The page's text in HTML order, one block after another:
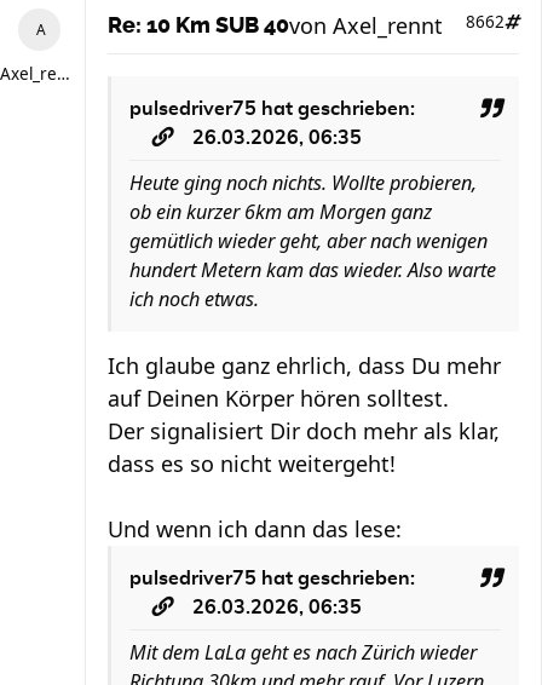
Axel_rennt
Re: 10 Km SUB 40 8662
von Axel_rennt
pulsedriver75 hat geschrieben:
26.03.2026, 06:35
Heute ging noch nichts. Wollte probieren,
ob ein kurzer 6km am Morgen ganz
gemütlich wieder geht, aber nach wenigen
hundert Metern kam das wieder. Also warte
ich noch etwas.
Ich glaube ganz ehrlich, dass Du mehr
auf Deinen Körper hören solltest.
Der signalisiert Dir doch mehr als klar,
dass es so nicht weitergeht!
Und wenn ich dann das lese:
pulsedriver75 hat geschrieben:
26.03.2026, 06:35
Mit dem LaLa geht es nach Zürich wieder